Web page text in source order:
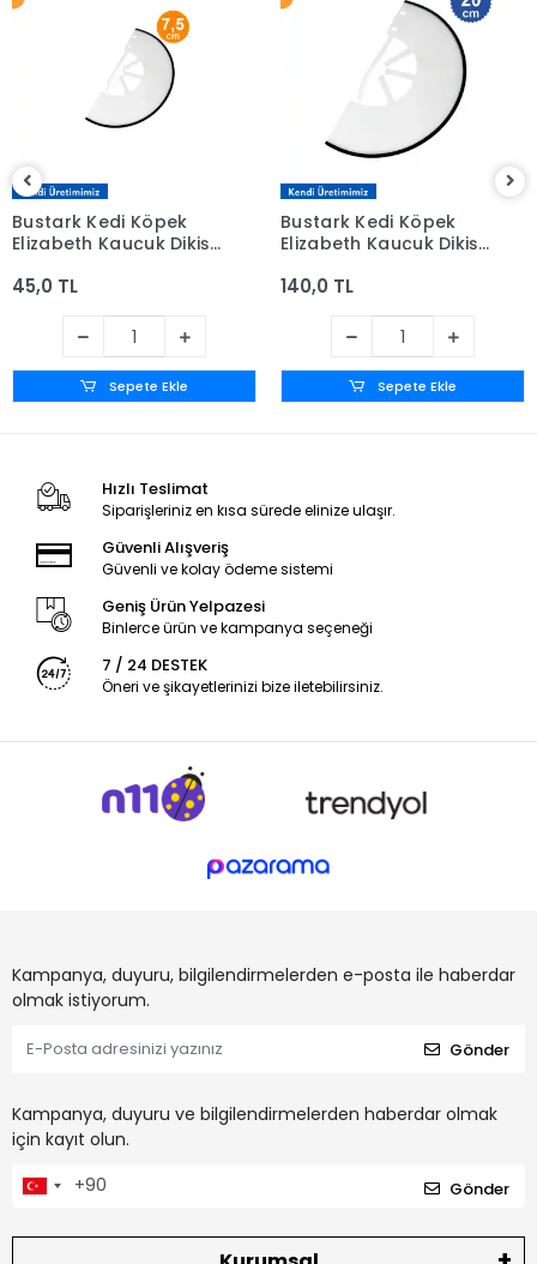
Bustark Kedi Köpek
Elizabeth Kauçuk Dikişli
45,0 TL
Sepete Ekle
Bustark Kedi Köpek
Elizabeth Kauçuk Dikişli
140,0 TL
Sepete Ekle
Hızlı Teslimat
Siparişleriniz en kısa sürede elinize ulaşır.
Güvenli Alışveriş
Güvenli ve kolay ödeme sistemi
Geniş Ürün Yelpazesi
Binlerce ürün ve kampanya seçeneği
7 / 24 DESTEK
Öneri ve şikayetlerinizi bize iletebilirsiniz.
Kampanya, duyuru, bilgilendirmelerden e-posta ile haberdar
olmak istiyorum.
Gönder
Kampanya, duyuru ve bilgilendirmelerden haberdar olmak
için kayıt olun.
Gönder